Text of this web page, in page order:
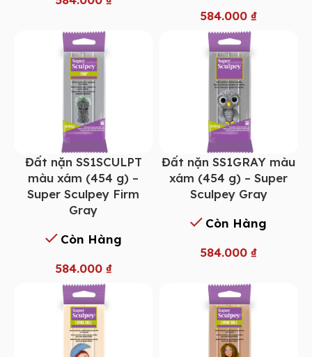
584.000₫
Đất nặn SS1SCULPT
màu xám (454 g) –
Super Sculpey Firm
Gray
Còn Hàng
584.000 ₫
Đất nặn SS1GRAY màu
xám (454 g) – Super
Sculpey Gray
Còn Hàng
584.000₫